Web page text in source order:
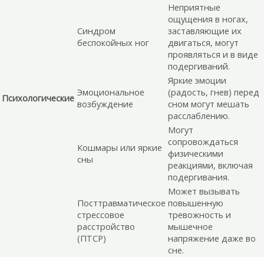
Синдром
беспокойных ног
Неприятные
ощущения в ногах,
заставляющие их
двигаться, могут
проявляться и в виде
подергиваний.
Психологические Эмоциональное
возбуждение
Яркие эмоции
(радость, гнев) перед
сном могут мешать
расслаблению.
Кошмары или яркие
сны
Могут
сопровождаться
физическими
реакциями, включая
подергивания.
Посттравматическое
стрессовое
расстройство
(ПТСР)
Может вызывать
повышенную
тревожность и
мышечное
напряжение даже во
сне.